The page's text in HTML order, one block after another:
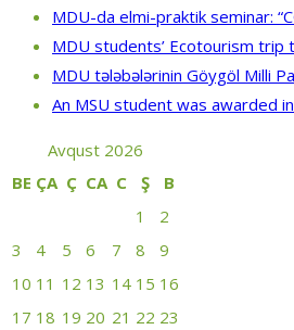
MDU-da elmi-praktik seminar:
MDU students’ Ecotourism trip
MDU tələbələrinin Göygöl Milli
An MSU student was awarded
Avqust 2026
BE ÇA Ç CA C Ş
B
1
2
3
4 5 6 7 8
9
10 11 12 13 14 15 16
17 18 19 20 21 22 23